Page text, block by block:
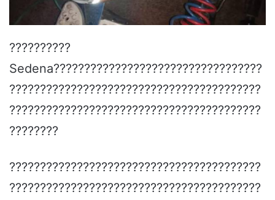
??????????
Sedena??????????????????????????????????
?????????????????????????????????????????
?????????????????????????????????????????
????????
?????????????????????????????????????????
?????????????????????????????????????????